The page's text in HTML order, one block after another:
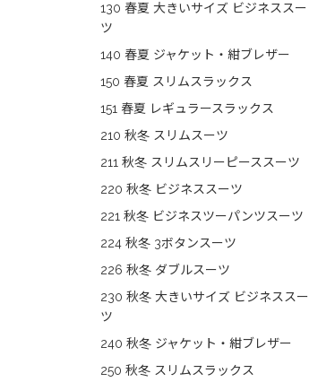
130 春夏 大きいサイズ ビジネススー
ツ
140 春夏 ジャケット・紺ブレザー
150 春夏 スリムスラックス
151 春夏 レギュラースラックス
210 秋冬 スリムスーツ
211 秋冬 スリムスリーピーススーツ
220 秋冬 ビジネススーツ
221 秋冬 ビジネスツーパンツスーツ
224 秋冬 3ボタンスーツ
226 秋冬 ダブルスーツ
230 秋冬 大きいサイズ ビジネススー
ツ
240 秋冬 ジャケット・紺ブレザー
250 秋冬 スリムスラックス